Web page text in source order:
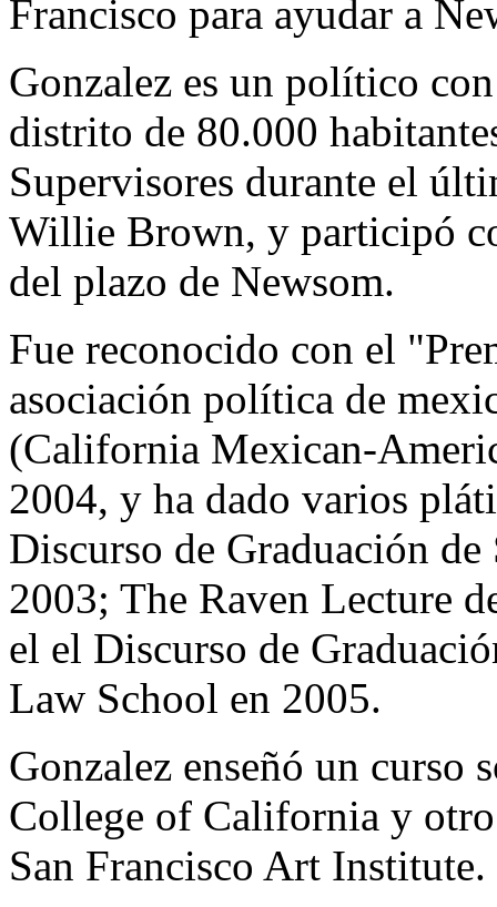
Francisco para ayudar a
Gonzalez es un político
distrito de 80.000
Supervisores durante el
Willie Brown, y participó
del plazo de Newsom.
Fue reconocido con el
asociación política de
(California Mexican-
2004, y ha dado varios
Discurso de Graduación
2003; The Raven Lecture
el el Discurso de
Law School en 2005.
Gonzalez enseñó un curso
College of California y
San Francisco Art Institute.